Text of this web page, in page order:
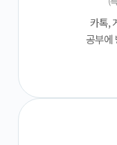
카톡,
공부에